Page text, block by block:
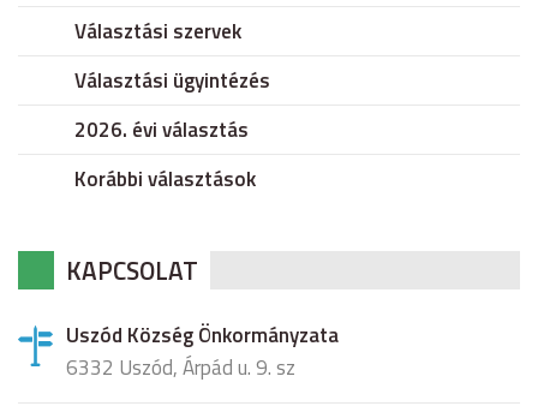
Választási szervek
Választási ügyintézés
2026. évi választás
Korábbi választások
KAPCSOLAT
Uszód Község Önkormányzata
6332 Uszód, Árpád u. 9. sz